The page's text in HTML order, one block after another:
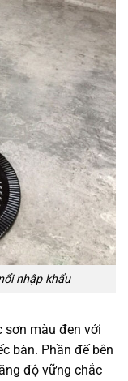
nhập khẩu
sơn màu đen với
bàn. Phần đế bên
độ vững chắc